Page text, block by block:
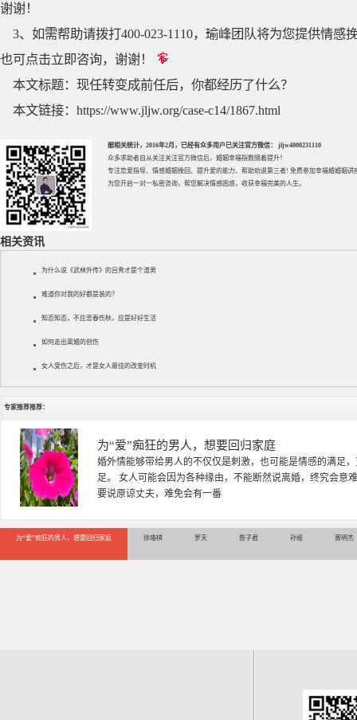
谢谢！
3、如需帮助请拨打400-023-1110，瑜峰团队将为您提供情
也可点击立即咨询，谢谢！
本文标题： 现任转变成前任后，你都经历了什么？
本文链接： https://www.jljw.org/case-c14/1867.html
据相关统计，2016年2月，已经有众多用户已关注官方微信： jljw4000231110
众多求助者自从关注关注官方微信后，婚姻幸福指数随着提升！
专注恋爱指导、 情感婚姻挽回 、提升爱的能力、帮助劝退第三者! 免费参加幸福婚婚姻讲
为您开启一对一私密咨询，帮您解决情感困惑，收获幸福完美的人生。
相关资讯
为什么说《武林外传》的吕秀才是个渣男
难道你对我的好都是装的？
知否知否，不应悲春伤秋，应是好好生活
如何走出离婚的创伤
女人受伤之后，才是女人最佳的改变时机
专家推荐推荐：
徐珞棋
徐珞棋，婚姻家庭咨询师，毕业于重庆师范大学心理学专业
多年，对婚姻情感分析、恋爱择偶、夫妻关系，情感挽回、
千小时，积累了丰富的咨
为“爱”痴狂的男人，想要回归家庭 徐珞棋 罗天 詹子君 孙娅 黄明杰